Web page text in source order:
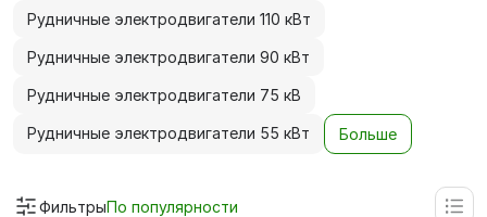
Рудничные электродвигатели 110 кВт
Рудничные электродвигатели 90 кВт
Рудничные электродвигатели 75 кВ
Рудничные электродвигатели 55 кВт Больше
ФильтрыПо популярности